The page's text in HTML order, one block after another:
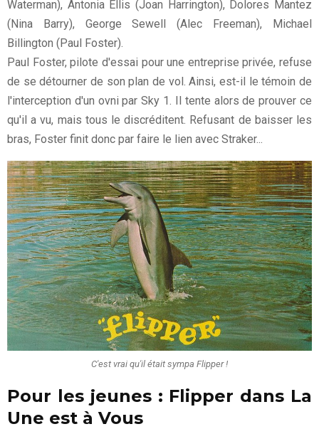
Waterman), Antonia Ellis (Joan Harrington), Dolores Mantez
(Nina Barry), George Sewell (Alec Freeman), Michael
Billington (Paul Foster).
Paul Foster, pilote d'essai pour une entreprise privée, refuse
de se détourner de son plan de vol. Ainsi, est-il le témoin de
l'interception d'un ovni par Sky 1. Il tente alors de prouver ce
qu'il a vu, mais tous le discréditent. Refusant de baisser les
bras, Foster finit donc par faire le lien avec Straker...
C'est vrai qu'il était sympa Flipper !
Pour les jeunes : Flipper dans La
Une est à Vous